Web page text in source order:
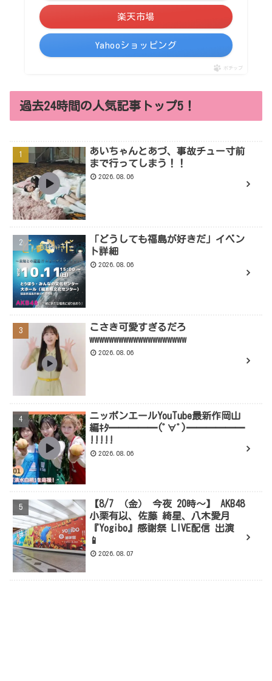
楽天市場
Yahooショッピング
ポチップ
過去24時間の人気記事トップ5！
あいちゃんとあづ、事故チュー寸前
まで行ってしまう！！
2026.08.06
「どうしても福島が好きだ」イベン
ト詳細
2026.08.06
こさき可愛すぎるだろ
wwwwwwwwwwwwwwwwwwww
2026.08.06
ニッポンエールYouTube最新作岡山
編ｷﾀ━━━━━(ﾟ∀ﾟ)━━━━━━
!!!!!
2026.08.06
【8/7 （金） 今夜 20時～】 AKB48
小栗有以、佐藤 綺星、八木愛月
『Yogibo』感謝祭 LIVE配信 出演
📱
2026.08.07